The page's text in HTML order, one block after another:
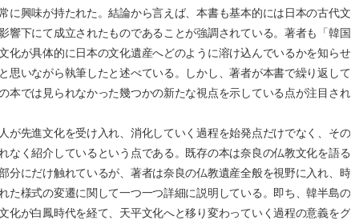
に興味が持たれた。結論から言えば、本書も基本的には日本の古代文
響下にて成立されたものであることが強調されている。著者も「韓国
化が具体的に日本の文化遺産へどのように溶け込んでいるかを知らせ
思いながら執筆したと述べている。しかし、著者が本書で繰り返して
本では見られなかった幾つかの新たな視点を示している点が注目され
が先進文化を受け入れ、消化していく過程を始発点だけでなく、その
なく紹介しているという点である。既存の本は奈良の仏教文化を語る
分にだけ触れているが、著者は奈良の仏教遺産全般を視野に入れ、時
た様式の変遷に関して一つ一つ詳細に説明している。即ち、韓半島の
化が白鳳時代を経て、天平文化へと移り変わっていく過程の意義をグ